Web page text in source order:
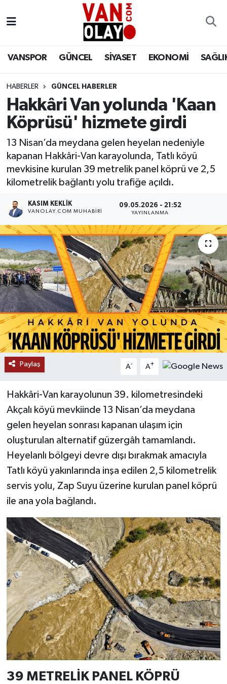
VANSPOR GÜNCEL SİYASET EKONOMİ
HABERLER GÜNCEL HABERLER
Hakkâri Van yolunda 'Kaan
Köprüsü' hizmete girdi
13 Nisan’da meydana gelen heyelan nedeniyle
kapanan Hakkâri-Van karayolunda, Tatlı köyü
mevkisine kurulan 39 metrelik panel köprü ve 2,5
kilometrelik bağlantı yolu trafiğe açıldı.
KASIM KEKLIK
VANOLAY.COM MUHABIRI
09.05.2026 - 21:52
YAYINLANMA
Paylaş A- A+
Hakkâri-Van karayolunun 39. kilometresindeki
Akçalı köyü mevkiinde 13 Nisan’da meydana
gelen heyelan sonrası kapanan ulaşım için
oluşturulan alternatif güzergâh tamamlandı.
Heyelanlı bölgeyi devre dışı bırakmak amacıyla
Tatlı köyü yakınlarında inşa edilen 2,5 kilometrelik
servis yolu, Zap Suyu üzerine kurulan panel köprü
ile ana yola bağlandı.
39 METRELİK PANEL KÖPRÜ
Siyaset
Ekonomi
Sağlık
Eğitim
RESMİ İLANLAR
Van Nöbetçi Eczaneler
Van Namaz Vakitleri
Van Trafik Yoğunluk Haritası
Süper Lig Puan Durumu ve Fikstür
Tüm Manşetler